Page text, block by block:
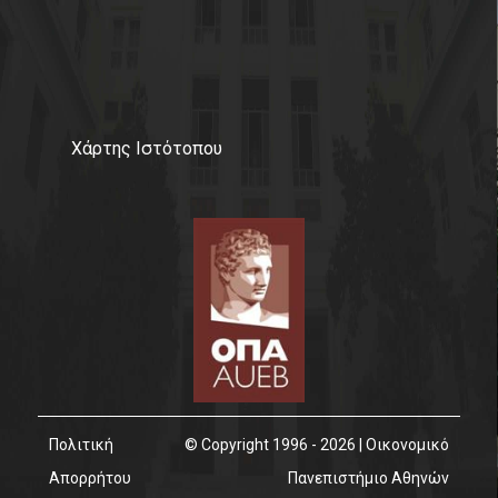
Χάρτης Ιστότοπου
Πολιτική
Απορρήτου
© Copyright 1996 - 2026 | Οικονομικό
Πανεπιστήμιο Αθηνών